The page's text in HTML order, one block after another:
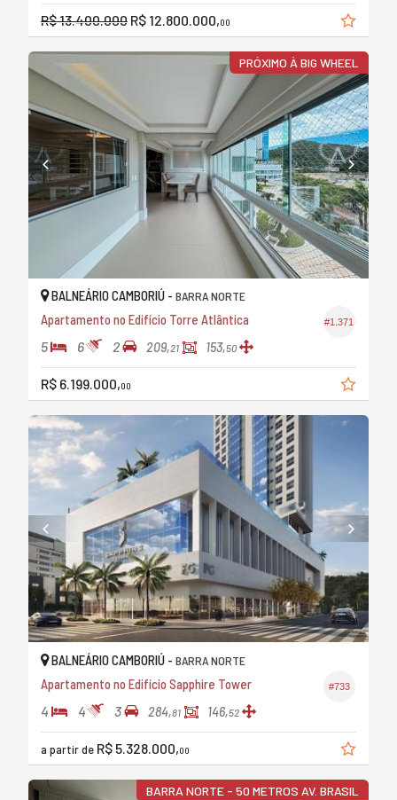
R$ 13.400.000 R$ 12.800.000,00
PRÓXIMO À BIG WHEEL
#1.371
BALNEÁRIO CAMBORIÚ - BARRA NORTE
Apartamento no Edifício Torre Atlântica
5 6 2 209,21 153,50
R$ 6.199.000,00
#733
BALNEÁRIO CAMBORIÚ - BARRA NORTE
Apartamento no Edifício Sapphire Tower
4 4 3 284,81 146,52
a partir de R$ 5.328.000,00
BARRA NORTE - 50 METROS AV. BRASIL